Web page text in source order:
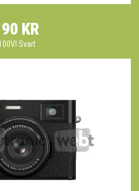
KR
Svart